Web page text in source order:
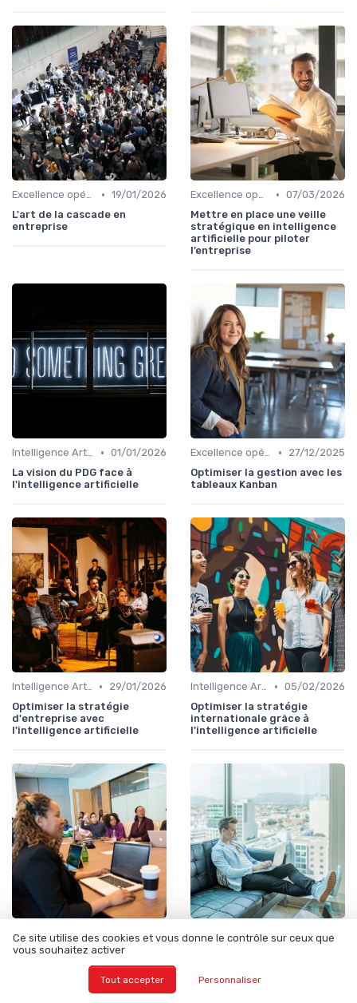
Excellence opérationnelle • 19/01/2026
L'art de la cascade en
entreprise
Excellence opérationnelle • 07/03/2026
Mettre en place une veille
stratégique en intelligence
artificielle pour piloter
l’entreprise
Intelligence Artificielle & stratégie • 01/01/2026
La vision du PDG face à
l'intelligence artificielle
Excellence opérationnelle •
27/12/2025
Optimiser la gestion avec les
tableaux Kanban
Intelligence Artificielle & stratégie •
29/01/2026
Optimiser la stratégie
d'entreprise avec
l'intelligence artificielle
Intelligence Artificielle & stratégie • 05/02/2026
Optimiser la stratégie
internationale grâce à
l'intelligence artificielle
Excellence opérationnelle
13/03/2026
Comment la valorisation
d’entreprise évolue avec
l’intelligence artificielle
Ce site utilise des cookies et vous donne le contrôle sur ceux que
vous souhaitez activer
Tout accepter Personnaliser